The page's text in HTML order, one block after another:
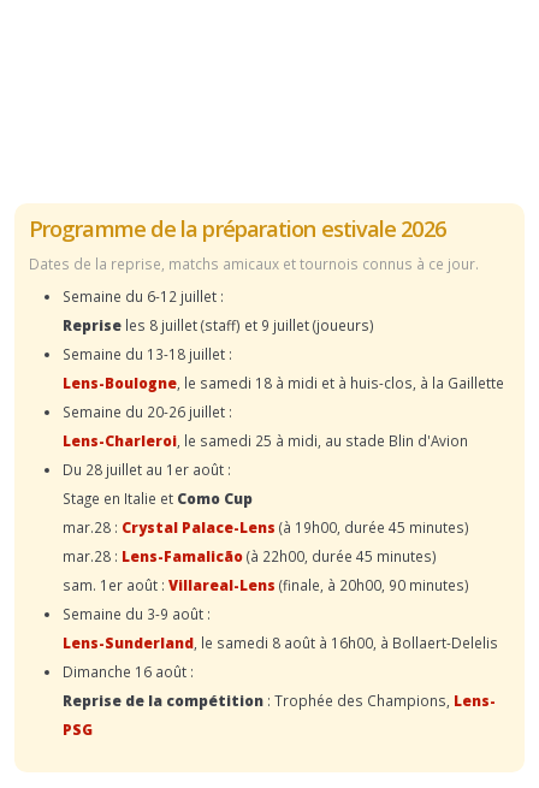
Programme de la préparation estivale 2026
Dates de la reprise, matchs amicaux et tournois connus à ce jour.
Semaine du 6-12 juillet :
Reprise les 8 juillet (staff) et 9 juillet (joueurs)
Semaine du 13-18 juillet :
Lens-Boulogne , le samedi 18 à midi et à huis-clos, à la Gaillette
Semaine du 20-26 juillet :
Lens-Charleroi , le samedi 25 à midi, au stade Blin d'Avion
Du 28 juillet au 1er août :
Stage en Italie et Como Cup
mar.28 : Crystal Palace-Lens (à 19h00, durée 45 minutes)
mar.28 : Lens-Famalicão(à 22h00, durée 45 minutes)
sam. 1er août : Villareal-Lens (finale, à 20h00, 90 minutes)
Semaine du 3-9 août :
Lens-Sunderland , le samedi 8 août à 16h00, à Bollaert-Delelis
Dimanche 16 août :
Reprise de la compétition : Trophée des Champions, Lens-
PSG